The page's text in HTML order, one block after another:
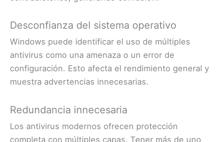
Desconfianza del sistema operativo
Windows puede identificar el uso de múltiples
antivirus como una amenaza o un error de
configuración. Esto afecta el rendimiento general y
muestra advertencias innecesarias.
Redundancia innecesaria
Los antivirus modernos ofrecen protección
completa con múltiples capas. Tener más de uno